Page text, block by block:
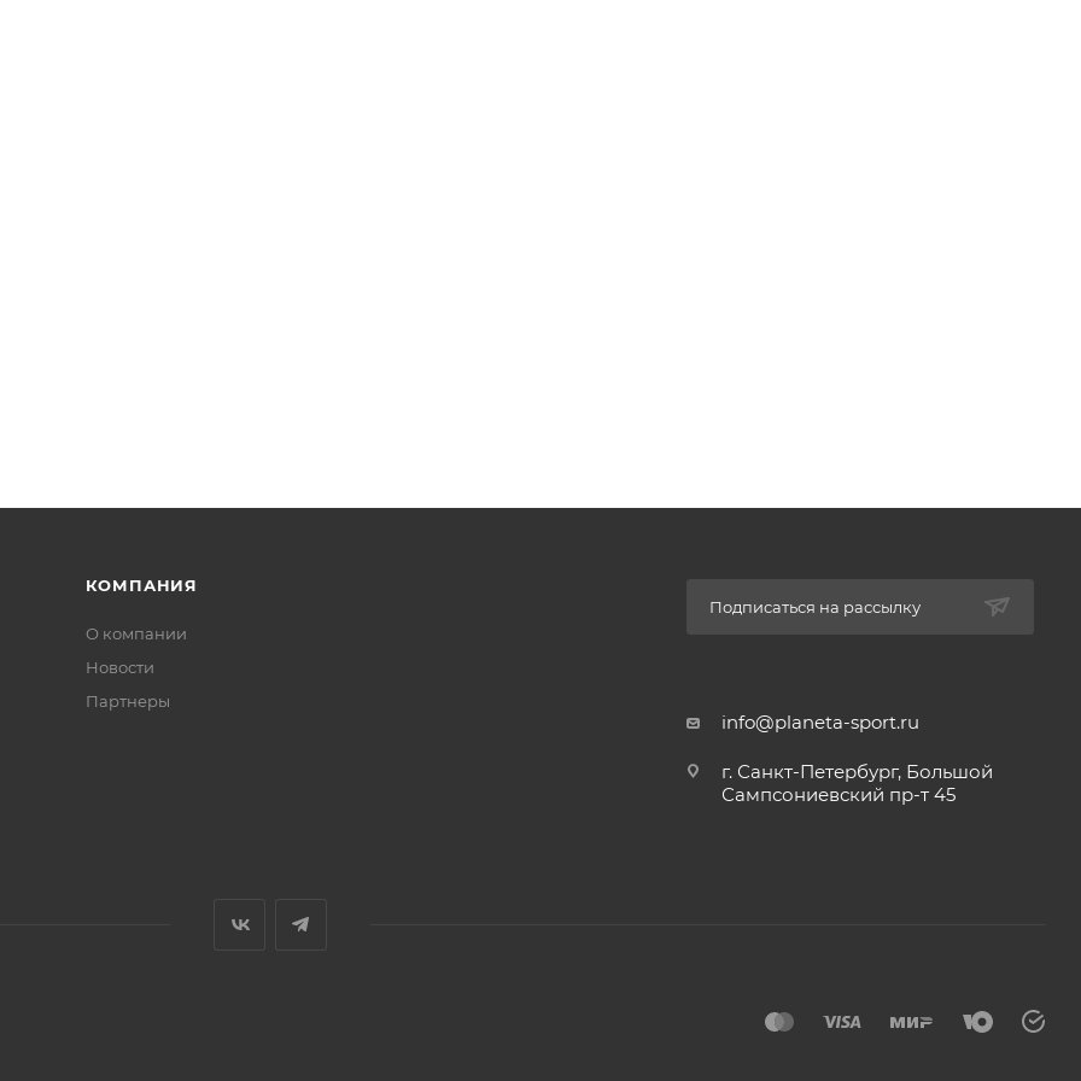
КОМПАНИЯ
О компании
Новости
Партнеры
Подписаться на рассылку
info@planeta-sport.ru
г. Санкт-Петербург, Большой
Сампсониевский пр-т 45